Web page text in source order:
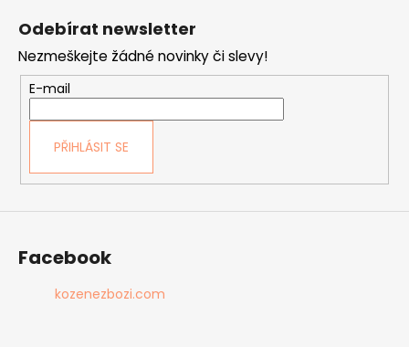
Odebírat newsletter
Nezmeškejte žádné novinky či slevy!
E-mail
PŘIHLÁSIT SE
Facebook
kozenezbozi.com